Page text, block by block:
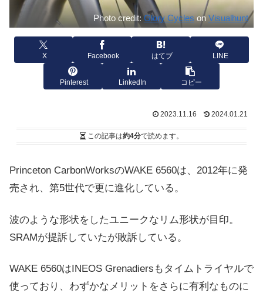
Photo credit:Glory CyclesonVisualhunt
X Facebook はてブ LINE
Pinterest LinkedIn コピー
2023.11.16 2024.01.21
この記事は約4分で読めます。
Princeton CarbonWorksのWAKE 6560は、2012年に発
売され、第5世代で更に進化している。
波のような形状をしたユニークなリム形状が目印。
SRAMが提訴していたが敗訴している。
WAKE 6560はINEOS Grenadiersもタイムトライヤルで
使っており、わずかなメリットをさらに有利なものに